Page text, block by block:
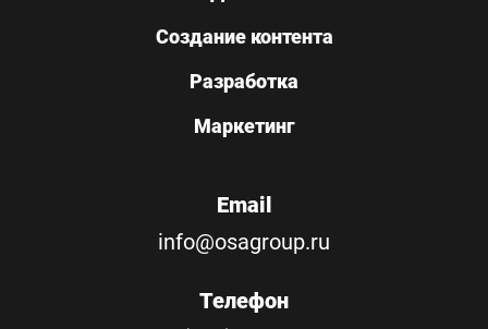
Создание контента
Разработка
Маркетинг
Email
info@osagroup.ru
Телефон